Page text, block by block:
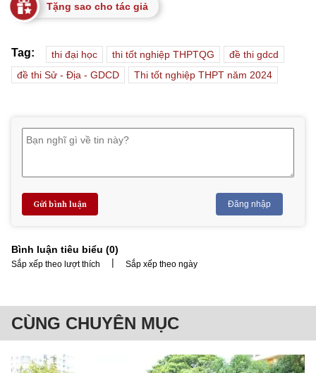
Tặng sao cho tác giả
Tag: thi đại học thi tốt nghiệp THPTQG
đề thi gdcd
đề thi Sử - Địa - GDCD
Thi tốt nghiệp THPT năm 2024
Gửi bình luận Đăng nhập
Bình luận tiêu biểu (0)
Sắp xếp theo lượt thích | Sắp xếp theo ngày
CÙNG CHUYÊN MỤC